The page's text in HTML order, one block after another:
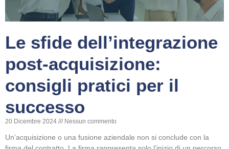
Le sfide dell’integrazione
post-acquisizione:
consigli pratici per il
successo
20 Dicembre 2024 Nessun commento
Un’acquisizione o una fusione aziendale non si conclude con la